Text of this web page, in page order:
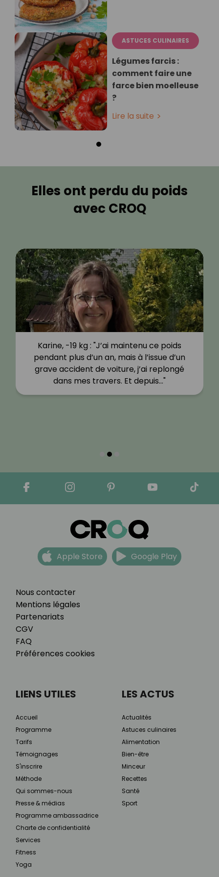
ASTUCES CULINAIRES
Légumes farcis :
comment faire une
farce bien moelleuse
?
Lire la suite
Elles ont perdu du poids
avec CROQ
Karine, -19 kg : "J’ai maintenu ce poids
pendant plus d’un an, mais à l’issue d’un
grave accident de voiture, j’ai replongé
dans mes travers. Et depuis…"
Nous contacter
Mentions légales
Partenariats
CGV
FAQ
Préférences cookies
Apple Store Google Play
LIENS UTILES
Accueil
Programme
Tarifs
Témoignages
S'inscrire
Méthode
Qui sommes-nous
Presse & médias
Programme ambassadrice
Charte de confidentialité
Services
Fitness
Yoga
LES ACTUS
Actualités
Astuces culinaires
Alimentation
Bien-être
Minceur
Recettes
Santé
Sport